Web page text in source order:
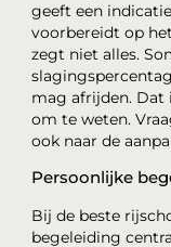
geeft een
voorbereidt op
zegt niet alles.
mag afrijden. Dat
om te weten.
ook naar de
Persoonlijke
Bij de beste
begeleiding